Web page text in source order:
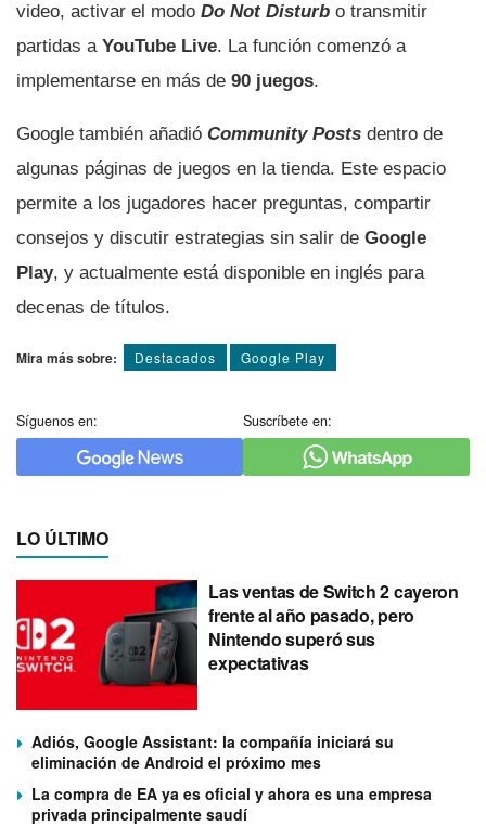
video, activar el modo Do Not Disturb o transmitir
partidas a YouTube Live. La función comenzó a
implementarse en más de 90 juegos.
Google también añadió Community Posts dentro de
algunas páginas de juegos en la tienda. Este espacio
permite a los jugadores hacer preguntas, compartir
consejos y discutir estrategias sin salir de Google
Play, y actualmente está disponible en inglés para
decenas de títulos.
Mira más sobre: Destacados Google Play
Síguenos en: Suscríbete en:
LO ÚLTIMO
Las ventas de Switch 2 cayeron
frente al año pasado, pero
Nintendo superó sus
expectativas
Adiós, Google Assistant: la compañía iniciará su
eliminación de Android el próximo mes
La compra de EA ya es oficial y ahora es una empresa
privada principalmente saudí